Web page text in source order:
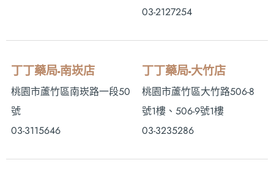
03-2127254
丁丁藥局-南崁店
桃園市蘆竹區南崁路一段50
號
03-3115646
丁丁藥局-大竹店
桃園市蘆竹區大竹路506-8
號1樓、506-9號1樓
03-3235286